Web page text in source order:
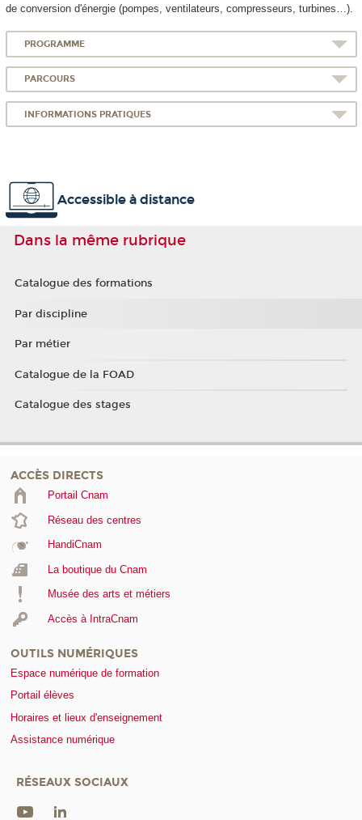
de conversion d'énergie (pompes, ventilateurs, compresseurs, turbines…).
PROGRAMME
PARCOURS
INFORMATIONS PRATIQUES
Accessible à distance
Dans la même rubrique
Catalogue des formations
Par discipline
Par métier
Catalogue de la FOAD
Catalogue des stages
ACCÈS DIRECTS
Portail Cnam
Réseau des centres
HandiCnam
La boutique du Cnam
Musée des arts et métiers
Accès à IntraCnam
OUTILS NUMÉRIQUES
Espace numérique de formation
Portail élèves
Horaires et lieux d'enseignement
Assistance numérique
RÉSEAUX SOCIAUX